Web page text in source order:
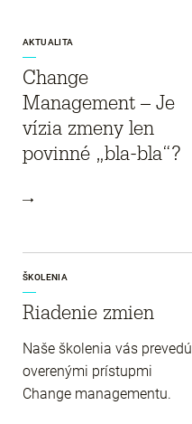
AKTUALITA
Change
Management – Je
vízia zmeny len
povinné „bla-bla“?
ŠKOLENIA
Riadenie zmien
Naše školenia vás prevedú
overenými prístupmi
Change managementu.